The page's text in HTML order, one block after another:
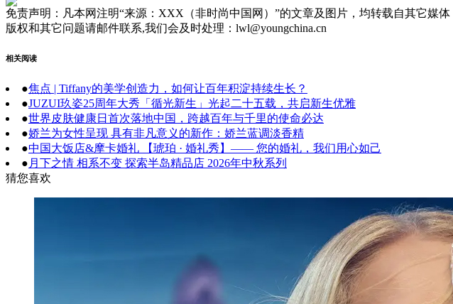
免责声明：凡本网注明“来源：XXX（非时尚中国网）”的文章及图片，均转载自其它媒
版权和其它问题请邮件联系,我们会及时处理：lwl@youngchina.cn
相关阅读
●焦点 | Tiffany的美学创造力，如何让百年积淀持续生长？
●JUZUI玖姿25周年大秀「循光新生」光起二十五载，共启新生优雅
●世界皮肤健康日首次落地中国，跨越百年与千里的使命必达
●娇兰为女性呈现 具有非凡意义的新作：娇兰蓝调淡香精
●中国大饭店&摩卡婚礼 【琥珀 · 婚礼秀】—— 您的婚礼，我们用心如己
● 月下之情 相系不变 探索半岛精品店 2026年中秋系列
猜您喜欢